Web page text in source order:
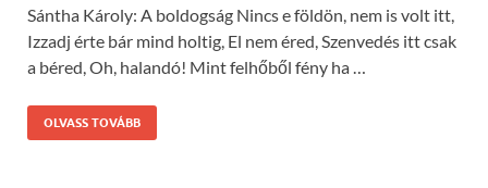
Sántha Károly: A boldogság Nincs e földön, nem is volt itt,
Izzadj érte bár mind holtig, El nem éred, Szenvedés itt csak
a béred, Oh, halandó! Mint felhőből fény ha …
OLVASS TOVÁBB